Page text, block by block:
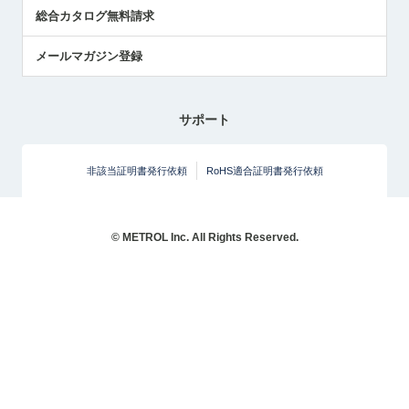
総合カタログ無料請求
メールマガジン登録
サポート
非該当証明書発行依頼 RoHS適合証明書発行依頼
© METROL Inc. All Rights Reserved.